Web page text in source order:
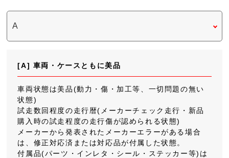
[A] 車両・ケースともに美品
車両状態は美品(動力・傷・加工等、一切問題の無い
状態)
試走数回程度の走行暦(メーカーチェック走行・新品
購入時の試走程度の走行傷が認められる状態)
メーカーから発表されたメーカーエラーがある場合
は、修正対応済または対応品が付属した状態。
付属品(パーツ・インレタ・シール・ステッカー等)は